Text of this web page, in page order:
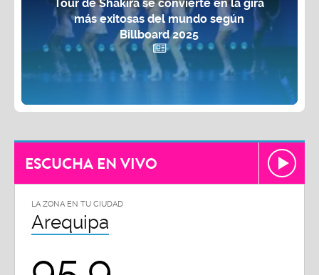
Tour de Shakira se convierte en la gira
más exitosas del mundo según
Billboard 2025
ESCUCHA EN VIVO
LA ZONA EN TU CIUDAD
Arequipa